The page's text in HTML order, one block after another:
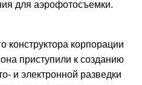
для аэрофотосъемки.
конструктора корпорации
приступили к созданию
и электронной разведки